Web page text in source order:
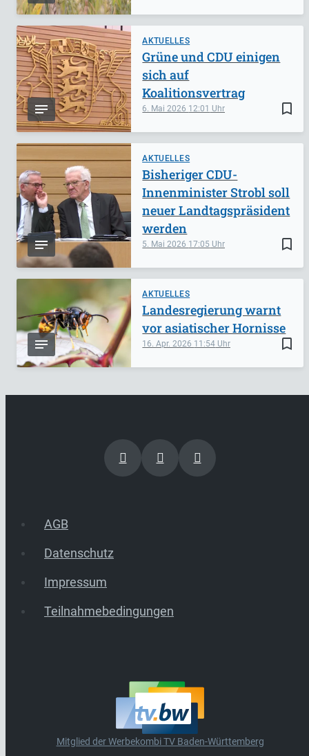
AKTUELLES
bookmark_border
6. Mai 2026 12:01
Grüne und CDU einigen
sich auf
Koalitionsvertrag
AKTUELLES
bookmark_border
5. Mai 2026 17:05
Bisheriger CDU-
Innenminister Strobl soll
neuer Landtagspräsident
werden
AKTUELLES
bookmark_border
16. Apr. 2026 11:54
Landesregierung warnt
vor asiatischer Hornisse
AGB
Datenschutz
Impressum
Teilnahmebedingungen
Mitglied der Werbekombi TV Baden-Württemberg